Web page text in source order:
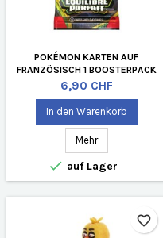
POKÉMON KARTEN AUF
FRANZÖSISCH 1 BOOSTERPACK
ME03 PERFECT ORDER
Preis
6,90 CHF
In den Warenkorb
Mehr
 auf Lager
favorite_border